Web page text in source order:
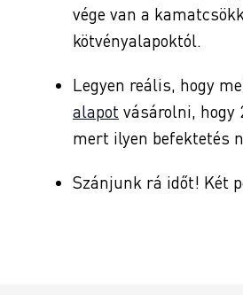
vége van a
kötvényalapoktól.
Legyen reális, hogy
alapot vásárolni, hogy
mert ilyen befektetés
Szánjunk rá időt! Két